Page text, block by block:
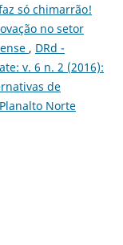
só chimarrão!
no setor
, DRd -
v. 6 n. 2 (2016):
de
Norte